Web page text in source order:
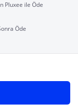
Pluxee ile Öde
Öde